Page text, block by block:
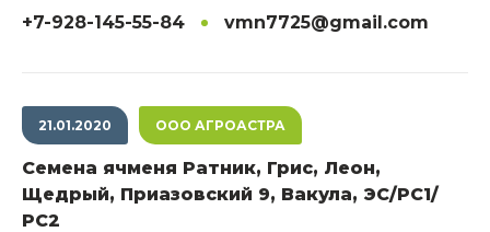
+7-928-145-55-84 vmn7725@gmail.com
21.01.2020 ООО АГРОАСТРА
Семена ячменя Ратник, Грис, Леон,
Щедрый, Приазовский 9, Вакула, ЭС/РС1/
РС2